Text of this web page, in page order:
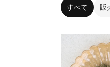
すべて 販